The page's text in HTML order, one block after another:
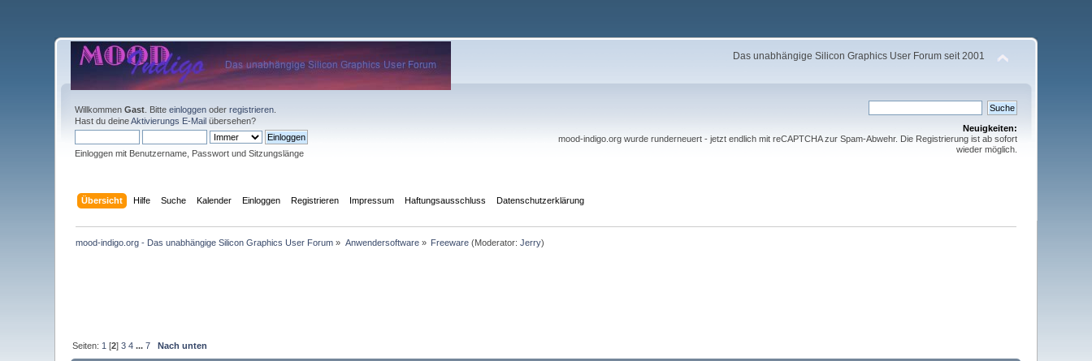
Das unabhängige Silicon Graphics User Forum seit 2001
WillkommenGast . Bitteeinloggen oderregistrieren
Hast du deineAktivierungs E-Mail übersehen?
Einloggen mit Benutzername, Passwort und Sitzungslänge
Neuigkeiten:
mood-indigo.org wurde runderneuert - jetzt endlich mit reCAPTCHA zur Spam-Abwehr. Die Registrierung ist ab sofort
wieder möglich.
Übersicht Hilfe Suche Kalender Einloggen Registrieren Impressum Haftungsausschluss Datenschutzerklärung
mood-indigo.org - Das unabhängige Silicon Graphics User Forum » Anwendersoftware» Freeware (Moderator:Jerry)
Seiten: 1 [2]3 4 ...7 Nach unten